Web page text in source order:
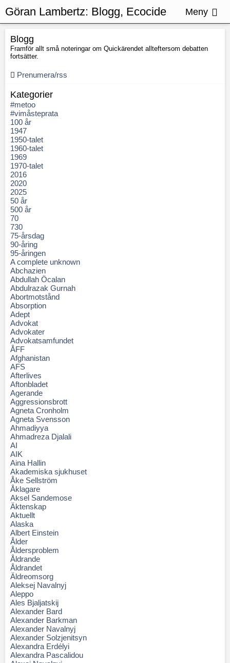
Blogg
Framför allt små noteringar om Quickärendet allteftersom debatten
fortsätter.
Prenumera/rss
Kategorier
#metoo
#vimåsteprata
100 år
1947
1950-talet
1960-talet
1969
1970-talet
2016
2020
2025
50 år
500 år
70
730
75-årsdag
90-åring
95-åringen
A complete unknown
Abchazien
Abdullah Öcalan
Abdulrazak Gurnah
Abortmotstånd
Absorption
Adept
Advokat
Advokater
Advokatsamfundet
ÅFF
Afghanistan
AFS
Afterlives
Aftonbladet
Agerande
Aggressionsbrott
Agneta Cronholm
Agneta Svensson
Ahmadiyya
Ahmadreza Djalali
AI
AIK
Aina Hallin
Akademiska sjukhuset
Åke Sellström
Åklagare
Aksel Sandemose
Äktenskap
Aktuellt
Alaska
Albert Einstein
Ålder
Åldersproblem
Åldrande
Åldrandet
Äldreomsorg
Aleksej Navalnyj
Aleppo
Ales Bjaljatskij
Alexander Bard
Alexander Barkman
Alexander Navalnyj
Alexander Solzjenitsyn
Alexandra Erdélyi
Alexandra Pascalidou
Göran Lambertz: Blogg, Ecocide
Tribunal
Meny